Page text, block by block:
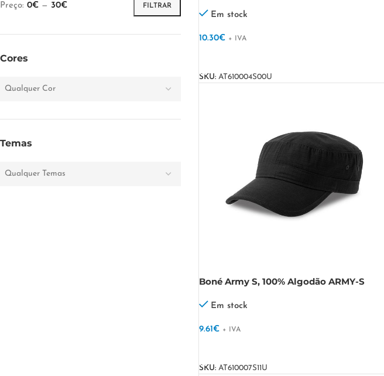
FILTRAR
Preço: 0€ — 30€
Cores
Qualquer Cor
Temas
Qualquer Temas
Em stock
10.30€ + IVA
SKU: AT610004S00U
Boné Army S, 100% Algodão ARMY-S
Em stock
9.61 € + IVA
SKU: AT610007S11U